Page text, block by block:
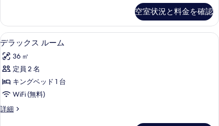
す
べ
て
の
写
真
を
表
ス
ル
ー
の
詳
空室状況と料金を確認
デ
ラ
ッ
ク
ス
ル
ー
ピロートップベッド、ミニバー (無
5
デラックス ルーム
36 ㎡
定員 2 名
キングベッド 1 台
WiFi (無料)
詳細
デ